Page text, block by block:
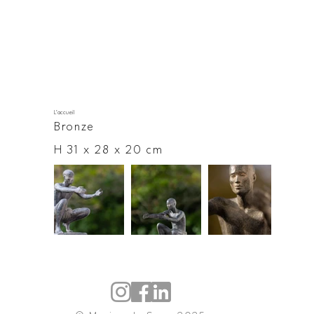
L'accueil
Bronze
H 31 x 28 x 20 cm